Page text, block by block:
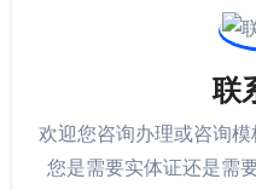
联
欢迎您咨询办理或咨询
您是需要实体证还是需